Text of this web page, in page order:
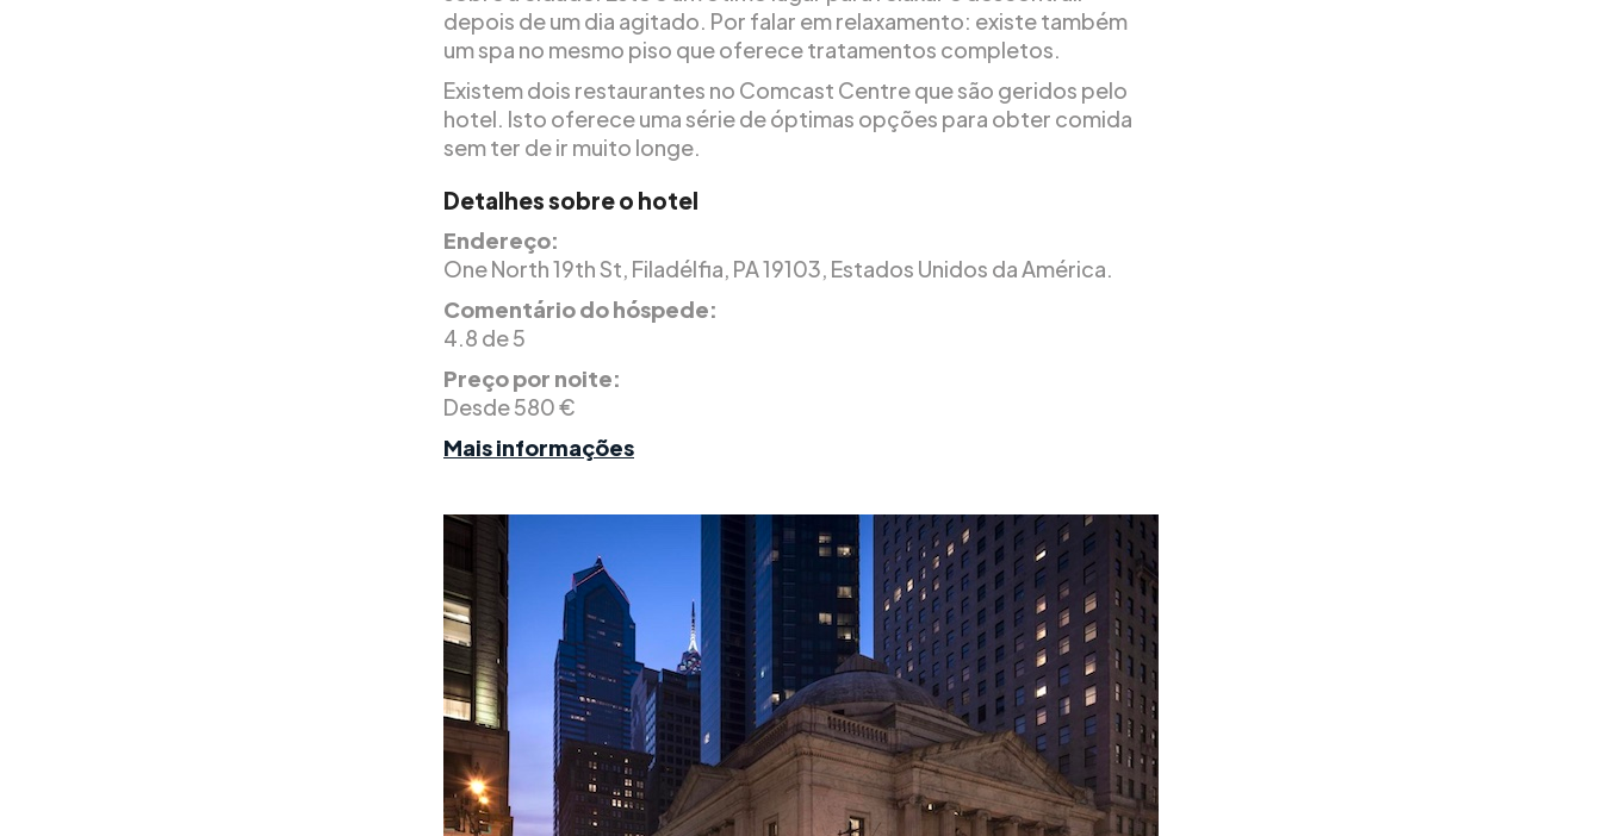
depois de um dia agitado. Por falar em relaxamento: existe também
um spa no mesmo piso que oferece tratamentos completos.
Existem dois restaurantes no Comcast Centre que são geridos pelo
hotel. Isto oferece uma série de óptimas opções para obter comida
sem ter de ir muito longe.
Detalhes sobre o hotel
Endereço:
One North 19th St, Filadélfia, PA 19103, Estados Unidos da América.
Comentário do hóspede:
4.8 de 5
Preço por noite:
Desde 580 €
Mais informações